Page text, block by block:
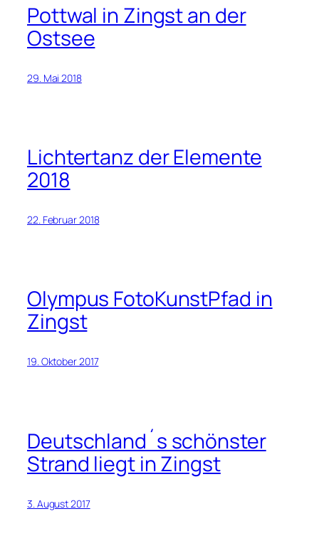
Pottwal in Zingst an der
Ostsee
29. Mai 2018
Lichtertanz der Elemente
2018
22. Februar 2018
Olympus FotoKunstPfad in
Zingst
19. Oktober 2017
Deutschland´s schönster
Strand liegt in Zingst
3. August 2017